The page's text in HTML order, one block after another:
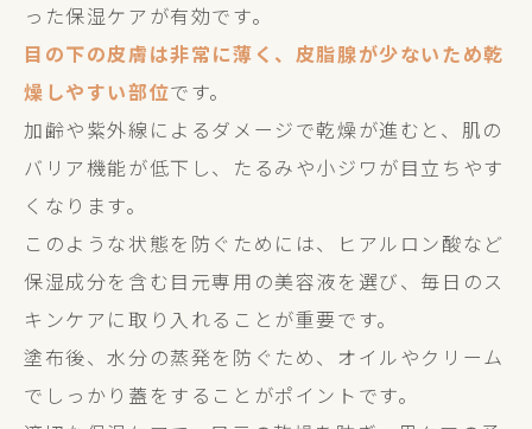
った保湿ケアが有効です。
目の下の皮膚は非常に薄く、皮脂腺が少ないため乾
燥しやすい部位です。
加齢や紫外線によるダメージで乾燥が進むと、肌の
バリア機能が低下し、たるみや小ジワが目立ちやす
くなります。
このような状態を防ぐためには、ヒアルロン酸など
保湿成分を含む目元専用の美容液を選び、毎日のス
キンケアに取り入れることが重要です。
塗布後、水分の蒸発を防ぐため、オイルやクリーム
でしっかり蓋をすることがポイントです。